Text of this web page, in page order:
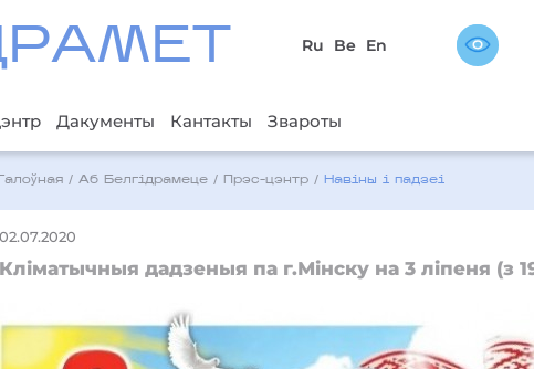
Ru Be En
Дакументы Кантакты Звароты
Галоўная /Аб Белгідрамеце / Прэс-цэнтр / Навіны і падзеі
02.07.2020
Кліматычныя дадзеныя па г.Мінску на 3 ліпеня (з